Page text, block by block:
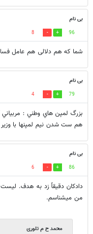
بی نام
96
8
شما که هم دلالی هم عامل
بی نام
79
4
بزرگ لمپن هاي وطني : مربياني
هم ست شدن نيم لمپنها با
بی نام
86
6
دادکان دقیقاً زد به هدف.
من میشناسم.
محمد ح م تلوری